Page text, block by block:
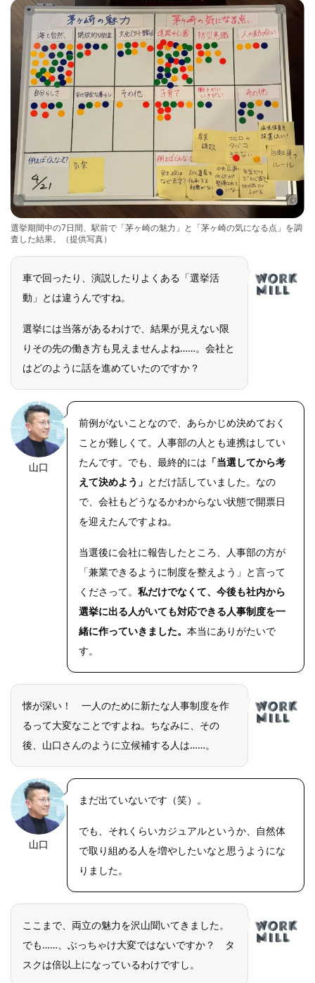
選挙期間中の7日間、駅前で「茅ヶ崎の魅力」と「茅ヶ崎の気になる点」を調
査した結果。（提供写真）
車で回ったり、演説したりよくある「選挙活
動」とは違うんですね。
選挙には当落があるわけで、結果が見えない限
りその先の働き方も見えませんよね……。会社と
はどのように話を進めていたのですか？
山口
前例がないことなので、あらかじめ決めておく
ことが難しくて。人事部の人とも連携はしてい
たんです。でも、最終的には 「当選してから考
えて決めよう」 とだけ話していました。なの
で、会社もどうなるかわからない状態で開票日
を迎えたんですよね。
当選後に会社に報告したところ、人事部の方が
「兼業できるように制度を整えよう」と言って
くださって。 私だけでなくて、今後も社内から
選挙に出る人がいても対応できる人事制度を一
緒に作っていきました。 本当にありがたいで
す。
懐が深い！ 一人のために新たな人事制度を作
るって大変なことですよね。ちなみに、その
後、山口さんのように立候補する人は……。
山口
まだ出ていないです（笑）。
でも、それくらいカジュアルというか、自然体
で取り組める人を増やしたいなと思うようにな
りました。
ここまで、両立の魅力を沢山聞いてきました。
でも……、ぶっちゃけ大変ではないですか？ タ
スクは倍以上になっているわけですし。